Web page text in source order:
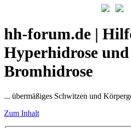
hh-forum.de |
Hyperhidrose und
Bromhidrose
... übermäßiges Schwitzen und
Zum Inhalt